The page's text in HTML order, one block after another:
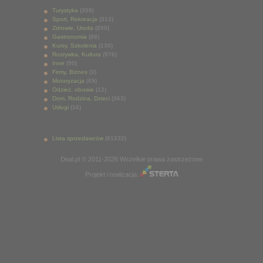
Turystyka (309)
Sport, Rekreacja (313)
Zdrowie, Uroda (850)
Gastronomia (88)
Kursy, Szkolenia (130)
Rozrywka, Kultura (976)
Inne (90)
Firmy, Biznes (3)
Motoryzacja (69)
Odzież, obuwie (12)
Dom, Rodzina, Dzieci (363)
Usługi (16)
Lista sprzedawców (81332)
Deal.pl © 2011-2026 Wszelkie prawa zastrzeżone
Projekt i realizacja: